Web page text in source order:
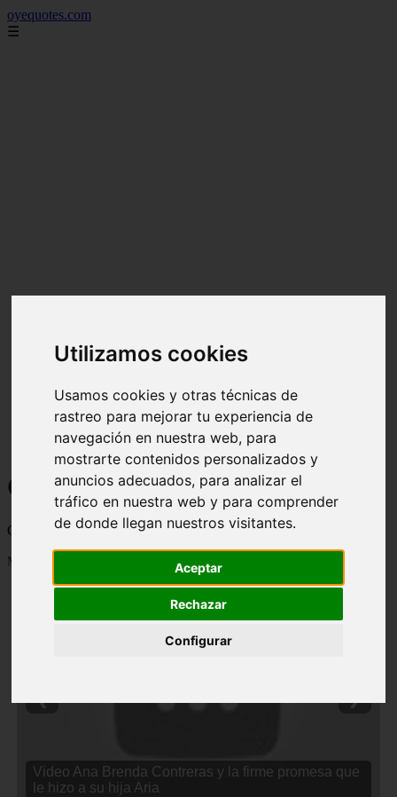
Utilizamos cookies
Usamos cookies y otras técnicas de
rastreo para mejorar tu experiencia de
navegación en nuestra web, para
mostrarte contenidos personalizados y
anuncios adecuados, para analizar el
tráfico en nuestra web y para comprender
de donde llegan nuestros visitantes.
Aceptar
Rechazar
Configurar
oyequotes.com
☰
Curiosidades y Sabias que
Cosas curiosas, curiosidades, noticias impactantes y mucho mas
Mostrando 1 - 24 de 2838 artículos
Video Ana Brenda Contreras y la firme promesa que
le hizo a su hija Aria